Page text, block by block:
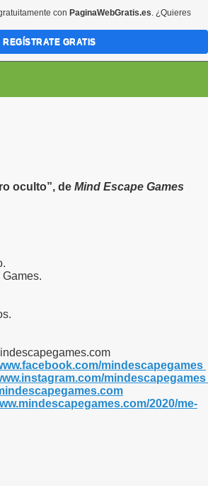
de Mind Escape Games
mindescapegames
mindescapegames
2020/me-
con PaginaWebGratis.es. ¿Quieres
REGÍSTRATE GRATIS